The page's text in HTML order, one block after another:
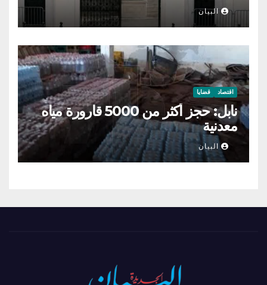
البيان
اقتصاد قضايا
نابل: حجز أكثر من 5000 قارورة مياه
معدنية
البيان